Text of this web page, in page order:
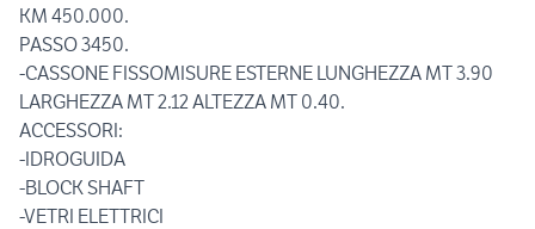
KM 450.000.
PASSO 3450.
-CASSONE FISSOMISURE ESTERNE LUNGHEZZA MT 3.90
LARGHEZZA MT 2.12 ALTEZZA MT 0.40.
ACCESSORI:
-IDROGUIDA
-BLOCK SHAFT
-VETRI ELETTRICI